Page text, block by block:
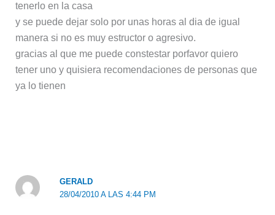
tenerlo en la casa
y se puede dejar solo por unas horas al dia de igual
manera si no es muy estructor o agresivo.
gracias al que me puede constestar porfavor quiero
tener uno y quisiera recomendaciones de personas que
ya lo tienen
GERALD
28/04/2010 A LAS 4:44 PM